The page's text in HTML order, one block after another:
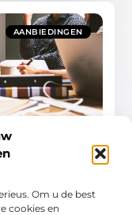
Om u de best
cookies en
AANBIEDINGEN
steeds meer